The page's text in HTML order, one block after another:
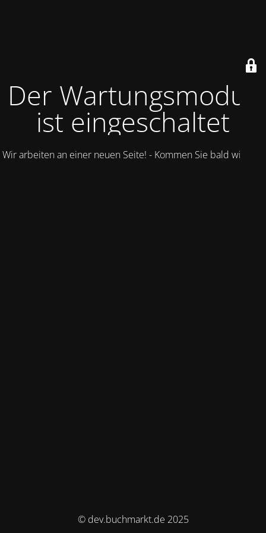
Der Wartungsmodus
ist eingeschaltet
Wir arbeiten an einer neuen Seite! - Kommen Sie bald wieder.
© dev.buchmarkt.de 2025